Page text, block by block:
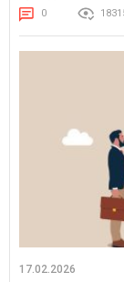
0
17.02.2026